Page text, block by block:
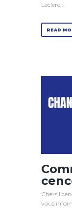
Leclerc...
READ
Chers
vous